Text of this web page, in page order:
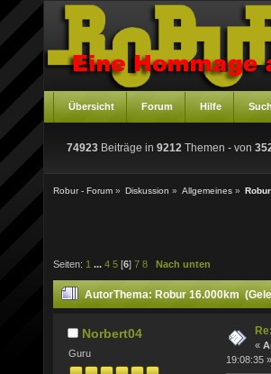
Übersicht Forum Hilfe
74923 Beiträge in 9212 Themen - von
Robur - Forum » Diskussion » Allgemeines »
Seiten: 1 ... 4 5 [6] 7 8 Nach unten
AutorThema: Robur 16.000km
Norbert04
Guru
«
19:08:35 »